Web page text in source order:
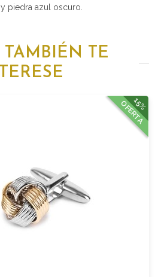
piedra azul oscuro.
TE
15%
OFERTA